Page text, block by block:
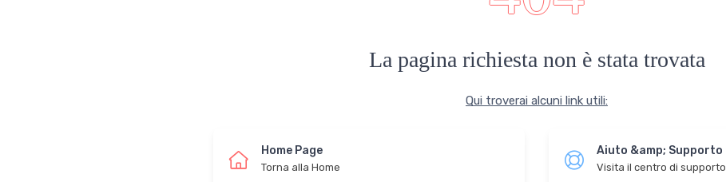
La pagina richiesta non è stata trovata
Qui troverai alcuni link utili:
Home Page
Torna alla Home
Aiuto &amp; Supporto
Visita il centro di supporto